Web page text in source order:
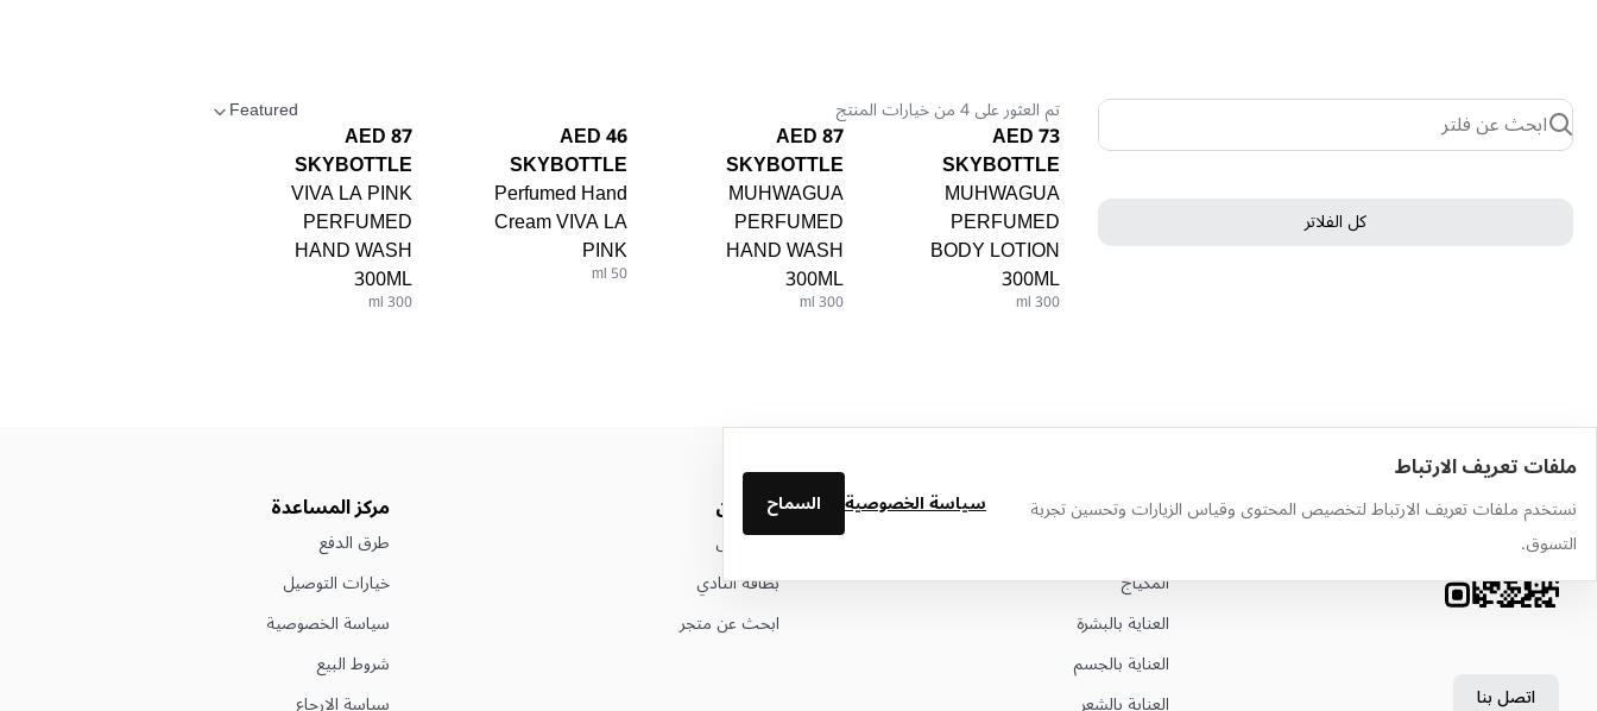
ابحث عن فلتر
كل الفلاتر
تم العثور على 4 من خيارات المنتج Featured
73 AED
SKYBOTTLE
MUHWAGUA
PERFUMED
BODY LOTION
300ML
300 ml
87 AED
SKYBOTTLE
MUHWAGUA
PERFUMED
HAND WASH
300ML
300 ml
46 AED
SKYBOTTLE
Perfumed Hand
Cream VIVA LA
PINK
50 ml
87 AED
SKYBOTTLE
VIVA LA PINK
PERFUMED
HAND WASH
300ML
300 ml
ملفات تعريف الارتباط
نستخدم ملفات تعريف الارتباط لتخصيص المحتوى وقياس الزيارات وتحسين تجربة
التسوق.
سياسة الخصوصية السماح حمّل التطبيق
اتصل بنا
أهم الفئات
المكياج
العناية بالبشرة
العناية بالجسم
العناية بالشعر
من نحن
عن ليتوال
بطاقة النادي
ابحث عن متجر
مركز المساعدة
طرق الدفع
خيارات التوصيل
سياسة الخصوصية
شروط البيع
سياسة الإرجاع